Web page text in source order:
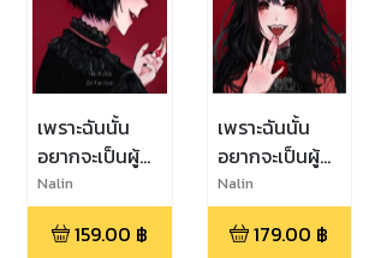
เพราะฉันนั้น
อยากจะเป็นผู้
หญิงที่
แข็งแกร่งที่สุด
ยังไงล่ะ! II
Nalin
159.00 ฿
เพราะฉันนั้น
อยากจะเป็นผู้
หญิงที่
แข็งแกร่งที่สุด
ยังไงล่ะ!
Nalin
179.00 ฿